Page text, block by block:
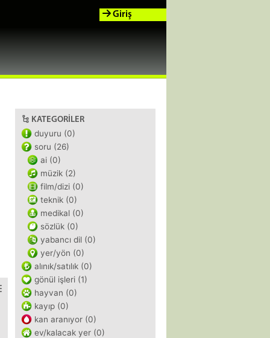
Giriş
KATEGORILER
duyuru (0)
soru (26)
ai (0)
müzik (2)
film/dizi (0)
teknik (0)
medikal (0)
sözlük (0)
yabancı dil (0)
yer/yön (0)
alınık/satılık (0)
gönül işleri (1)
hayvan (0)
kayıp (0)
kan aranıyor (0)
ev/kalacak yer (0)